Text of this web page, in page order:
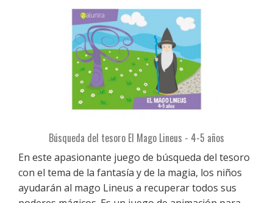
Búsqueda del tesoro El Mago Lineus - 4-5 años
En este apasionante juego de búsqueda del tesoro
con el tema de la fantasía y de la magia, los niños
ayudarán al mago Lineus a recuperar todos sus